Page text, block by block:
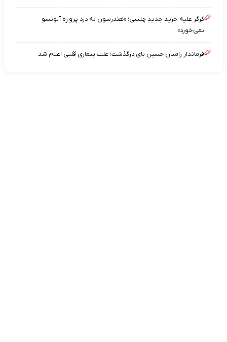
کرگر علیه خرید جدید چلسی؛ «هندرسون به درد پروژه آلونسو
نمی‌خورد»
فرماندار رامیان حسین بای درگذشت؛ علت بیماری قلبی اعلام شد